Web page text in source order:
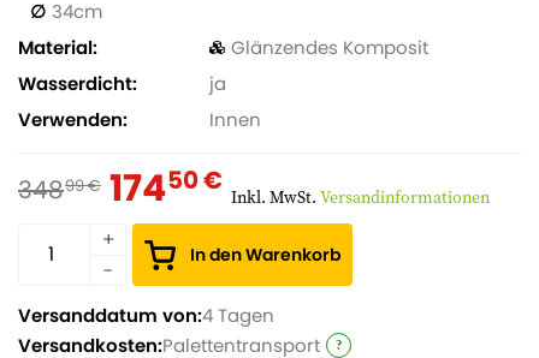
34
Material
Glänzendes Komposit
Wasserdicht
ja
Verwenden
Innen
34899 € 17450 € Inkl. MwSt. Versandinformationen
In den Warenkorb
Versanddatum von:4 Tagen
Versandkosten:Palettentransport